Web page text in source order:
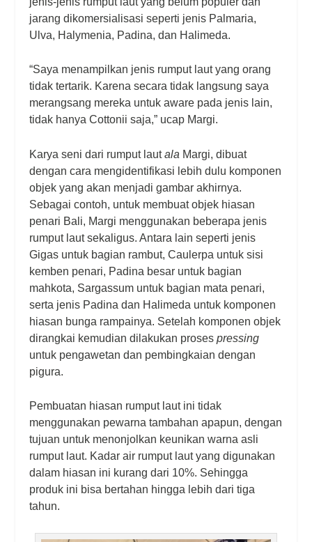
jarang dikomersialisasi seperti jenis Palmaria,
Ulva, Halymenia, Padina, dan Halimeda.
“Saya menampilkan jenis rumput laut yang orang
tidak tertarik. Karena secara tidak langsung saya
merangsang mereka untukaware pada jenis lain,
tidak hanya Cottoniisaja,” ucap Margi.
Karya seni dari rumput lautala Margi, dibuat
dengan cara mengidentifikasi lebih dulu komponen
objek yang akan menjadi gambar akhirnya.
Sebagai contoh, untuk membuat objek hiasan
penari Bali, Margi menggunakan beberapa jenis
rumput laut sekaligus. Antara lain seperti jenis
Gigas untuk bagian rambut, Caulerpa untuk sisi
kemben penari, Padina besar untuk bagian
mahkota, Sargassum untuk bagian mata penari,
serta jenis Padina dan Halimeda untuk komponen
hiasan bunga rampainya. Setelah komponen objek
dirangkai kemudian dilakukan prosespressing
untuk pengawetan dan pembingkaian dengan
pigura.
Pembuatan hiasan rumput laut ini tidak
menggunakan pewarna tambahan apapun, dengan
tujuan untuk menonjolkan keunikan warna asli
rumput laut. Kadar air rumput laut yang digunakan
dalam hiasan ini kurang dari 10%. Sehingga
produk ini bisa bertahan hingga lebih dari tiga
tahun.